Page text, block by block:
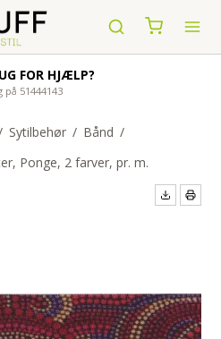
AF ORDRE
1-4 hverdage
Sytilbehør / Bånd /
Ponge, 2 farver, pr. m.